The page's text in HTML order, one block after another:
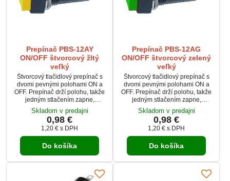
Prepínač PBS-12AY
ON/OFF štvorcový žltý
veľký
Štvorcový tlačidlový prepínač s
dvomi pevnými polohami ON a
OFF. Prepínač drží polohu, takže
jedným stlačením zapne,
opätovným stlačením vypne
kontakty. Prepínač je určený pre
zaťaženie do 1A pri 250V a
tlačidlová plocha je žltej farby.
Skladom v predajni
0,98 €
1,20 € s DPH
Do košíka
Prepínač PBS-12AG
ON/OFF štvorcový zelený
veľký
Štvorcový tlačidlový prepínač s
dvomi pevnými polohami ON a
OFF. Prepínač drží polohu, takže
jedným stlačením zapne,
opätovným stlačením vypne
kontakty. Prepínač je určený pre
zaťaženie do 1A pri 250V a
tlačidlová plocha je zelenej farby.
Skladom v predajni
0,98 €
1,20 € s DPH
Do košíka